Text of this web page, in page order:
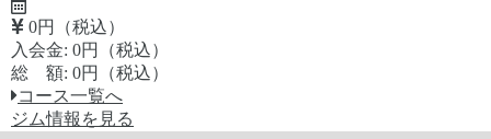
0円（税込）
入会金: 0円（税込）
総 額: 0円（税込）
コース一覧へ
ジム情報を見る